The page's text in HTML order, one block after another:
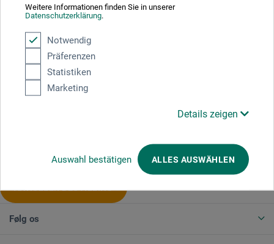
Weitere Informationen finden Sie in unserer
Datenschutzerklärung.
Notwendig
Präferenzen
Statistiken
Marketing
Details zeigen
Auswahl bestätigen ALLES AUSWÄHLEN
Betalingsmetoder
ANNULLER BESTILLING
Følg os